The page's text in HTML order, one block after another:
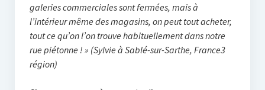
galeries commerciales sont fermées, mais à
l’intérieur même des magasins, on peut tout acheter,
tout ce qu’on l’on trouve habituellement dans notre
rue piétonne ! » (Sylvie à Sablé-sur-Sarthe, France3
région)